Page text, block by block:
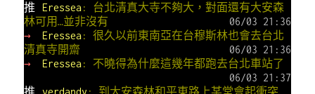
推
Eressea: 台北清真大寺不夠大，對面還有大安森
林可用…並非沒有
06/03 21:36
→
Eressea: 很久以前東南亞在台穆斯林也會去台北
清真寺開齋
06/03 21:36
→
Eressea: 不曉得為什麼這幾年都跑去台北車站了
06/03 21:37
推
verdandy : 到大安森林和平東路上某堂會起衝突